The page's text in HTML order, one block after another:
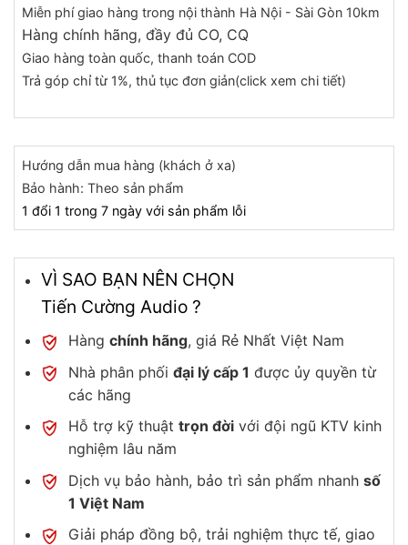
Miễn phí giao hàng trong nội thành Hà Nội - Sài Gòn 10km
Hàng chính hãng, đầy đủ CO, CQ
Giao hàng toàn quốc, thanh toán COD
Trả góp chỉ từ 1%, thủ tục đơn giản(click xem chi tiết)
Hướng dẫn mua hàng (khách ở xa)
Bảo hành: Theo sản phẩm
1 đổi 1 trong 7 ngày với sản phẩm lỗi
VÌ SAO BẠN NÊN CHỌN
Tiến Cường Audio ?
Hàng chính hãng, giá Rẻ Nhất Việt Nam
Nhà phân phối đại lý cấp 1 được ủy quyền từ
các hãng
Hỗ trợ kỹ thuật trọn đờivới đội ngũ KTV kinh
nghiệm lâu năm
Dịch vụ bảo hành, bảo trì sản phẩm nhanh số
1 Việt Nam
Giải pháp đồng bộ, trải nghiệm thực tế, giao